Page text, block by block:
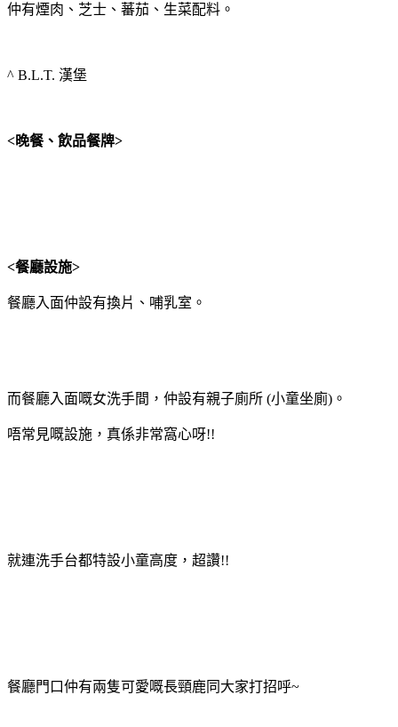
仲有煙肉、芝士、蕃茄、生菜配料。
^ B.L.T. 漢堡
<晚餐、飲品餐牌>
<餐廳設施>
餐廳入面仲設有換片、哺乳室。
而餐廳入面嘅女洗手間，仲設有親子廁所 (小童坐廁)。
唔常見嘅設施，真係非常窩心呀!!
就連洗手台都特設小童高度，超讚!!
餐廳門口仲有兩隻可愛嘅長頸鹿同大家打招呼~